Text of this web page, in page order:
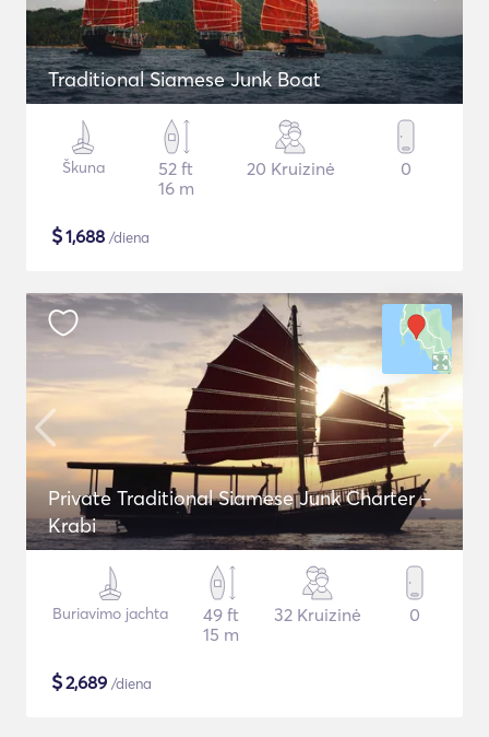
Traditional Siamese Junk Boat
Škuna
52 ft
16 m
20 Kruizinė 0
$1,688 /diena
Private Traditional Siamese Junk Charter –
Krabi
Buriavimo jachta
49 ft
15 m
32 Kruizinė 0
$2,689 /diena